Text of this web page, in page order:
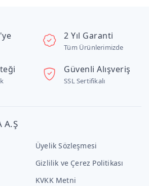
2 Yıl Garanti
Tüm Ürünlerimizde
Güvenli Alışveriş
SSL Sertifikalı
A.Ş
Üyelik Sözleşmesi
Gizlilik ve Çerez Politikası
KVKK Metni